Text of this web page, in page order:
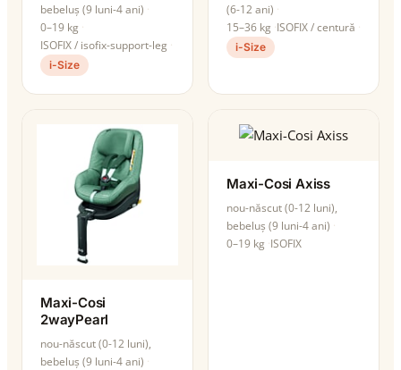
bebeluș (9 luni-4 ani)
0–19 kg
ISOFIX / isofix-support-leg
i-Size
(6-12 ani)
15–36 kg ISOFIX / centură
i-Size
Maxi-Cosi
2wayPearl
nou-născut (0-12 luni),
bebeluș (9 luni-4 ani)
Maxi-Cosi Axiss
nou-născut (0-12 luni),
bebeluș (9 luni-4 ani)
0–19 kg ISOFIX